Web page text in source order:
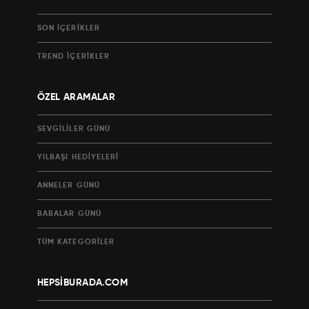
SON İÇERIKLER
TREND İÇERIKLER
ÖZEL ARAMALAR
SEVGILILER GÜNÜ
YILBAŞI HEDIYELERI
ANNELER GÜNÜ
BABALAR GÜNÜ
TÜM KATEGORILER
HEPSİBURADA.COM